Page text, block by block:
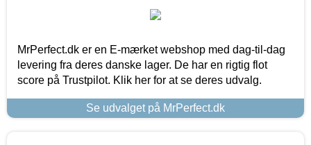
MrPerfect.dk er en E-mærket webshop med dag-til-dag
levering fra deres danske lager. De har en rigtig flot
score på Trustpilot. Klik her for at se deres udvalg.
Se udvalget på MrPerfect.dk